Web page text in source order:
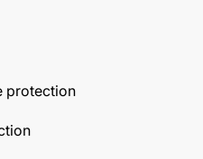
protection